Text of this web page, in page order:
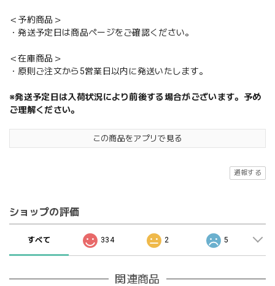
＜予約商品＞
・発送予定日は商品ページをご確認ください。
＜在庫商品＞
・原則ご注文から5営業日以内に発送いたします。
※発送予定日は入荷状況により前後する場合がございます。予め
ご理解ください。
この商品をアプリで見る
通報する
ショップの評価
すべて 334 2 5
関連商品